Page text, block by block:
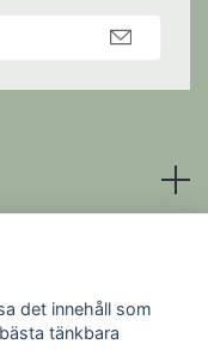
det innehåll som
tänkbara